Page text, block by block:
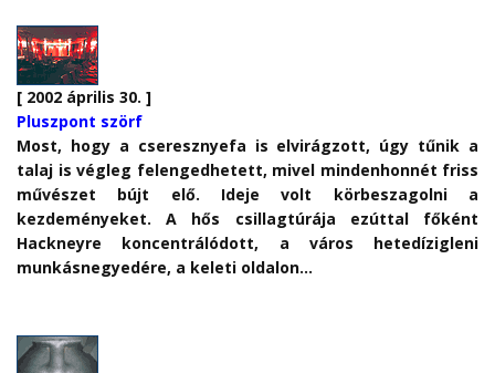
[ 2002 április 30. ]
Pluszpont szörf
Most, hogy a cseresznyefa is elvirágzott, úgy tűnik a
talaj is végleg felengedhetett, mivel mindenhonnét friss
művészet bújt elő. Ideje volt körbeszagolni a
kezdeményeket. A hős csillagtúrája ezúttal főként
Hackneyre koncentrálódott, a város hetedízigleni
munkásnegyedére, a keleti oldalon…